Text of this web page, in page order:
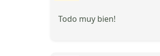
Todo muy bien!